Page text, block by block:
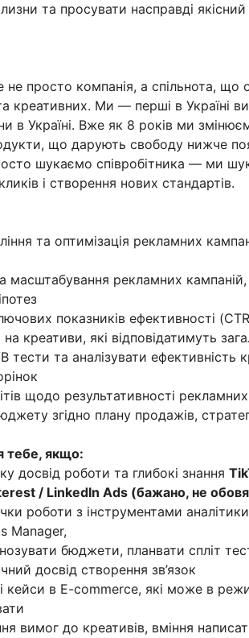
та просувати насправді
не просто компанія, а спільнота, що
креативних. Ми — перші в Україні
в Україні. Вже як 8 років ми
що дарують свободу нижче
шукаємо співробітника — ми
і створення нових стандартів.
та оптимізація рекламних
масштабування рекламних
показників ефективності
креативи, які відповідатимуть
та аналізувати ефективність
щодо результативності
згідно плану продажів,
тебе, якщо:
досвід роботи та глибокі знання
/ LinkedIn Ads (бажано, не
роботи з інструментами
Manager,
бюджети, планвати спліт
досвід створення зв’язок
кейси в E-commerce, які може в
вимог до креативів, вміння